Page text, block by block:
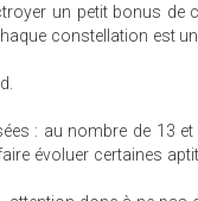
un petit bonus de
constellation est
: au nombre de 13
évoluer certaines